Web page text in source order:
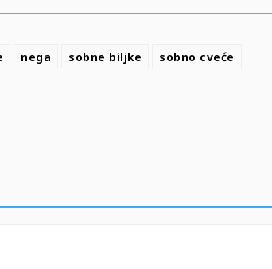
nega sobne biljke sobno cveće